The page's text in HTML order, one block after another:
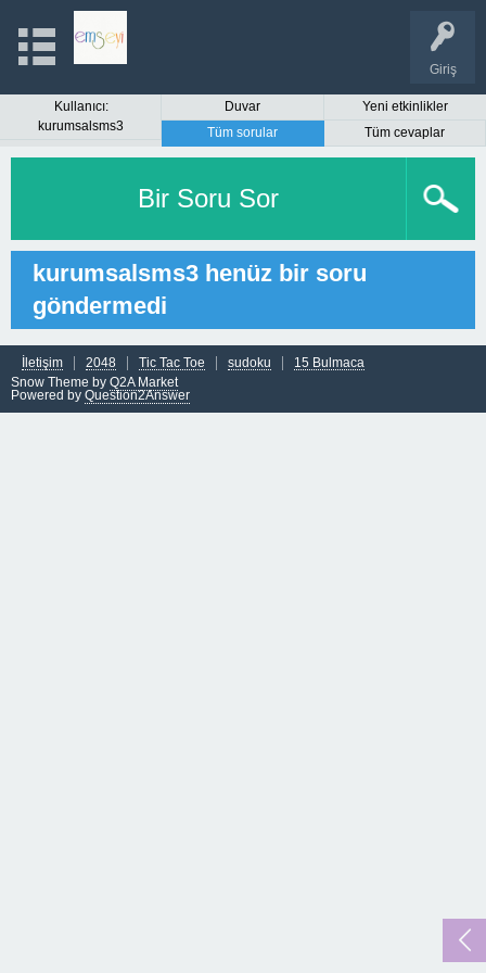
Giriş
Kullanıcı:
kurumsalsms3
Duvar
Yeni etkinlikler
Tüm sorular
Tüm cevaplar
Bir Soru Sor
kurumsalsms3 henüz bir soru
göndermedi
İletişim 2048 Tic Tac Toe sudoku
15 Bulmaca
Snow Theme by Q2A Market
Powered by Question2Answer